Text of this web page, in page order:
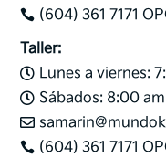
 (604) 361 7171
Taller:
 Lunes a viernes:
 Sábados: 8:00

 (604) 361 7171